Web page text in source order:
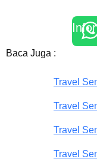
Baca Juga :
Travel
Travel
Travel
Travel